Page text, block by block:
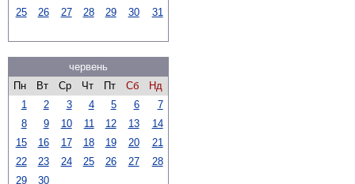
25
26 27 28 29 30 31
червень
Пн
Вт Ср Чт Пт Сб
Нд
1
2 3 4 5 6
7
8
9 10 11 12 13
14
15
16 17 18 19 20
21
22
23 24 25 26 27
28
29
30